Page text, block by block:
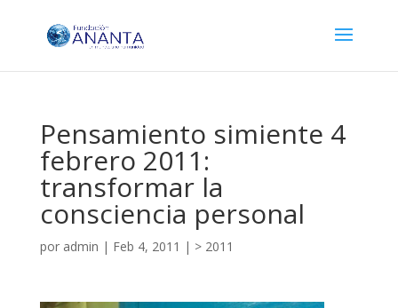
Pensamiento simiente 4
febrero 2011:
transformar la
consciencia personal
por admin | Feb 4, 2011 | > 2011